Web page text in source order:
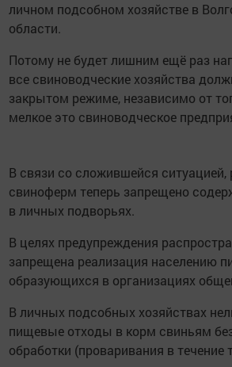
личном подсобном хозяйстве в
области.
Потому не будет лишним ещё раз
все свиноводческие хозяйства
закрытом режиме, независимо от
мелкое это свиноводческое
В связи со сложившейся ситуацией,
свиноферм теперь запрещено
в личных подворьях.
В целях предупреждения
запрещена реализация населению
образующихся в организациях
В личных подсобных хозяйствах
пищевые отходы в корм свиньям
обработки (проваривания в течение